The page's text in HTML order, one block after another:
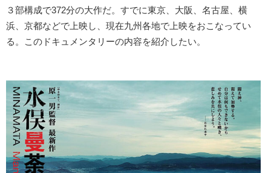
３部構成で372分の大作だ。すでに東京、大阪、名古屋、横
浜、京都などで上映し、現在九州各地で上映をおこなってい
る。このドキュメンタリーの内容を紹介したい。